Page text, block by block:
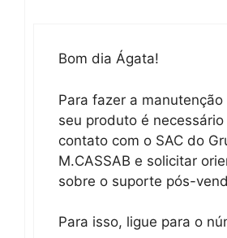
Bom dia Ágata!
Para fazer a
seu produto é
contato com o SAC do
M.CASSAB e solicitar
sobre o suporte pós-
Para isso, ligue para o